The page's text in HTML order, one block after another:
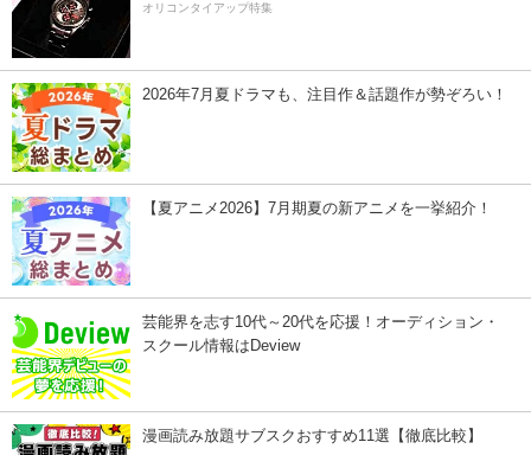
オリコンタイアップ特集
2026年7月夏ドラマも、注目作＆話題作が勢ぞろい！
【夏アニメ2026】7月期夏の新アニメを一挙紹介！
芸能界を志す10代～20代を応援！オーディション・
スクール情報はDeview
漫画読み放題サブスクおすすめ11選【徹底比較】